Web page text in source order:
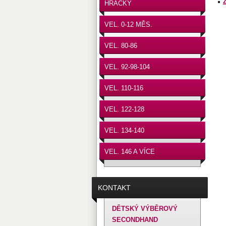
HRAČKY
VEL. 0-12 MĚS.
VEL. 80-86
VEL. 92-98-104
VEL. 110-116
VEL. 122-128
VEL. 134-140
VEL. 146 A VÍCE
KONTAKT
DĚTSKÝ VÝBĚROVÝ
SECONDHAND